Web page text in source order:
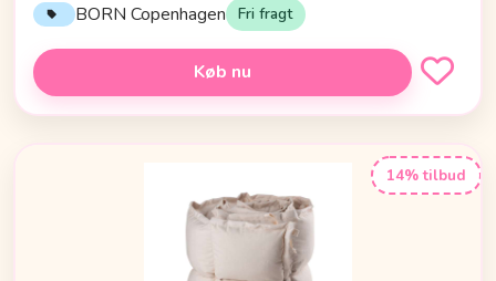
BORN Copenhagen Fri fragt
Køb nu
14% tilbud